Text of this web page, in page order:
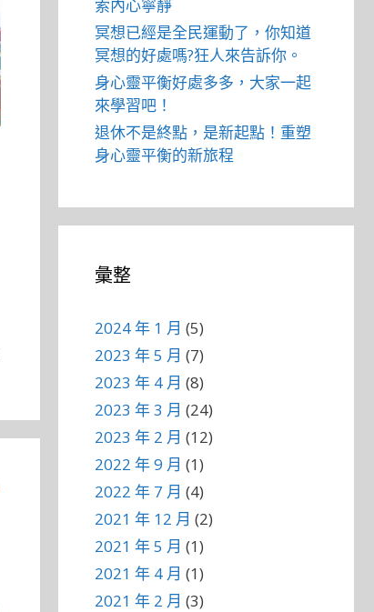
索內心寧靜
冥想已經是全民運動了，你知道
冥想的好處嗎?狂人來告訴你。
身心靈平衡好處多多，大家一起
來學習吧！
退休不是終點，是新起點！重塑
身心靈平衡的新旅程
彙整
2024 年 1 月 (5)
2023 年 5 月 (7)
2023 年 4 月 (8)
2023 年 3 月 (24)
2023 年 2 月 (12)
2022 年 9 月 (1)
2022 年 7 月 (4)
2021 年 12 月 (2)
2021 年 5 月 (1)
2021 年 4 月 (1)
2021 年 2 月 (3)